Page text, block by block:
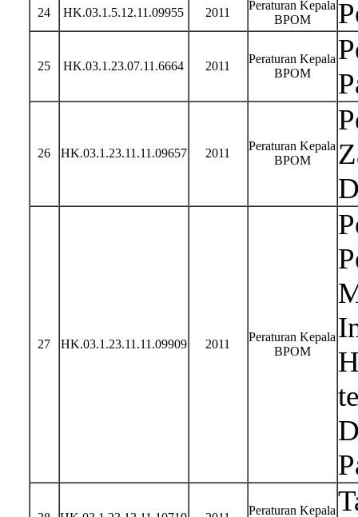
24 HK.03.1.5.12.11.09955 2011
Peraturan Kepala
BPOM
25 HK.03.1.23.07.11.6664 2011
Peraturan Kepala
BPOM
26 HK.03.1.23.11.11.09657 2011
Peraturan Kepala
BPOM
27 HK.03.1.23.11.11.09909 2011
Peraturan Kepala
BPOM
Peraturan Kepala